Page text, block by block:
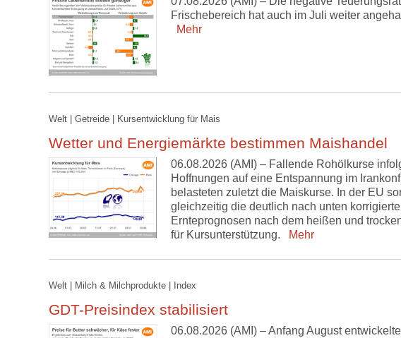
Frischebereich hat auch im Juli weiter
Mehr
Welt | Getreide | Kursentwicklung für Mais
Wetter und Energiemärkte bestimmen Maishandel
06.08.2026 (AMI) – Fallende Rohölkurse
Hoffnungen auf eine Entspannung im
belasteten zuletzt die Maiskurse. In der EU
gleichzeitig die deutlich nach unten
Ernteprognosen nach dem heißen und
für Kursunterstützung.
Mehr
Welt | Milch & Milchprodukte | Index
GDT-Preisindex stabilisiert
06.08.2026 (AMI) – Anfang August